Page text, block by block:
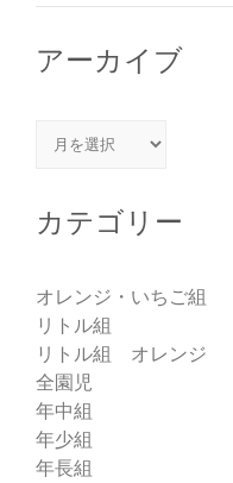
アーカイブ
アーカイブ
カテゴリー
オレンジ・いちご組
リトル組
リトル組 オレンジ
全園児
年中組
年少組
年長組